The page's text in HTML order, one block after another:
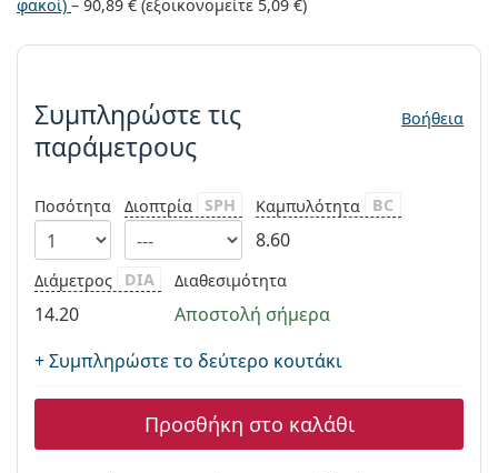
Persol
Όλες οι μάρκες
Όλα τα υγρά φακών
φακοί) – 90,89 € (εξοικονομείτε 5,09 €)
Συμπληρώστε τις παράμετρους
Συμπληρώστε τις
παράμετρους
Βοήθεια
Ποσότητα Διοπτρία SPH Καμπυλότητα BC
8.60
Διάμετρος DIA
14.20
Διαθεσιμότητα
Αποστολή σήμερα
+ Συμπληρώστε το δεύτερο κουτάκι
Προσθήκη στο καλάθι